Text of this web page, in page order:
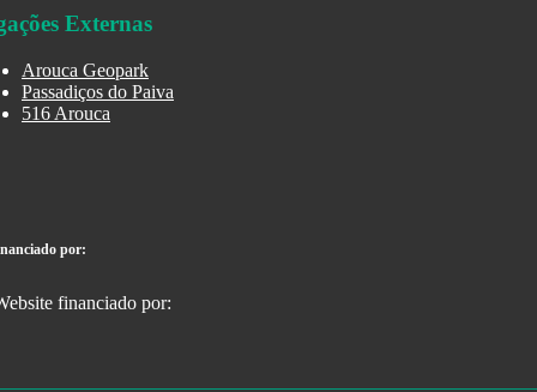
Externas
Arouca Geopark
Passadiços do Paiva
516 Arouca
por: